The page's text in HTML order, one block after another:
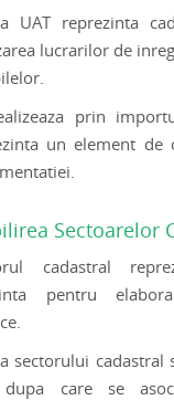
UAT reprezinta
lucrarilor de
prin
un element de
Sectoarelor
cadastral
pentru
sectorului
care se